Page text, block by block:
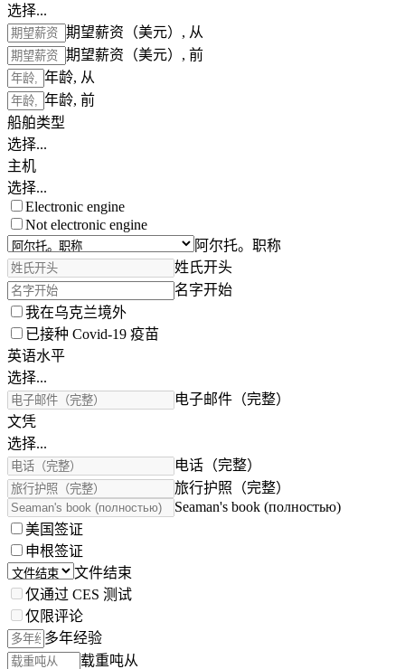
选择...
期望薪资（美元）, 从
期望薪资（美元）, 前
年龄, 从
年龄, 前
船舶类型
选择...
主机
选择...
Electronic engine
Not electronic engine
阿尔托。职称
姓氏开头
名字开始
我在乌克兰境外
已接种 Covid-19 疫苗
英语水平
选择...
电子邮件（完整）
文凭
选择...
电话（完整）
旅行护照（完整）
Seaman's book (полностью)
美国签证
申根签证
文件结束
仅通过 CES 测试
仅限评论
多年经验
载重吨从